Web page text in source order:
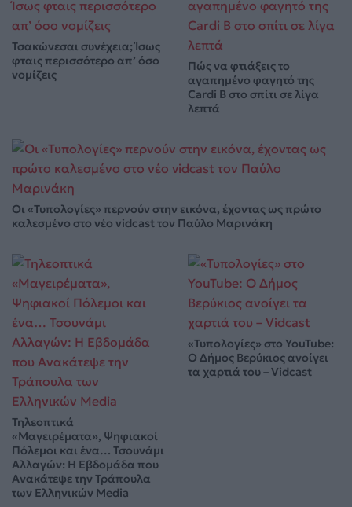
Τσακώνεσαι συνέχεια; Ίσως
φταις περισσότερο απ’ όσο
νομίζεις
Πώς να φτιάξεις το
αγαπημένο φαγητό της
Cardi B στο σπίτι σε λίγα
λεπτά
Οι «Τυπολογίες» περνούν στην εικόνα, έχοντας ως πρώτο
καλεσμένο στο νέο vidcast τον Παύλο Μαρινάκη
Τηλεοπτικά
«Μαγειρέματα», Ψηφιακοί
Πόλεμοι και ένα… Τσουνάμι
Αλλαγών: Η Εβδομάδα που
Ανακάτεψε την Τράπουλα
των Ελληνικών Media
«Τυπολογίες» στο YouTube:
Ο Δήμος Βερύκιος ανοίγει
τα χαρτιά του – Vidcast